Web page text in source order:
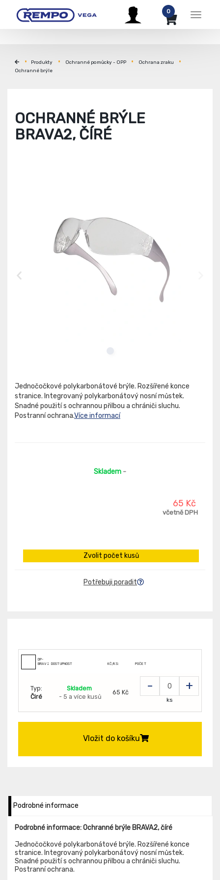
Menu
0
Produkty Ochranné pomůcky - OPP
Ochrana zraku
Ochranné brýle
OCHRANNÉ BRÝLE
BRAVA2, ČÍRÉ
Jednočočkové polykarbonátové brýle. Rozšířené konce
stranice. Integrovaný polykarbonátový nosní můstek.
Snadné použití s ochrannou přilbou a chrániči sluchu.
Postranní ochrana.Více informací
Skladem -
65 Kč
včetně DPH
Zvolit počet kusů
Potřebuji poradit
DP-
BRAV2INDOSTUPNOST KČ/KS: POČET
Typ:
Čiré
Skladem
- 5 a více kusů
65 Kč - +
ks
Vložit do košíku
Podrobné informace
Podrobné informace: Ochranné brýle BRAVA2, číré
Jednočočkové polykarbonátové brýle. Rozšířené konce
stranice. Integrovaný polykarbonátový nosní můstek.
Snadné použití s ochrannou přilbou a chrániči sluchu.
Postranní ochrana.